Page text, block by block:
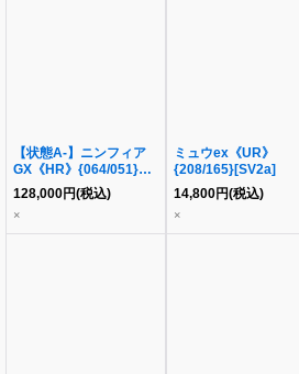
【状態A-】ニンフィア
GX《HR》{064/051}
[sm1]
128,000円(税込)
×
ミュウex《UR》
{208/165}[SV2a]
14,800円(税込)
×